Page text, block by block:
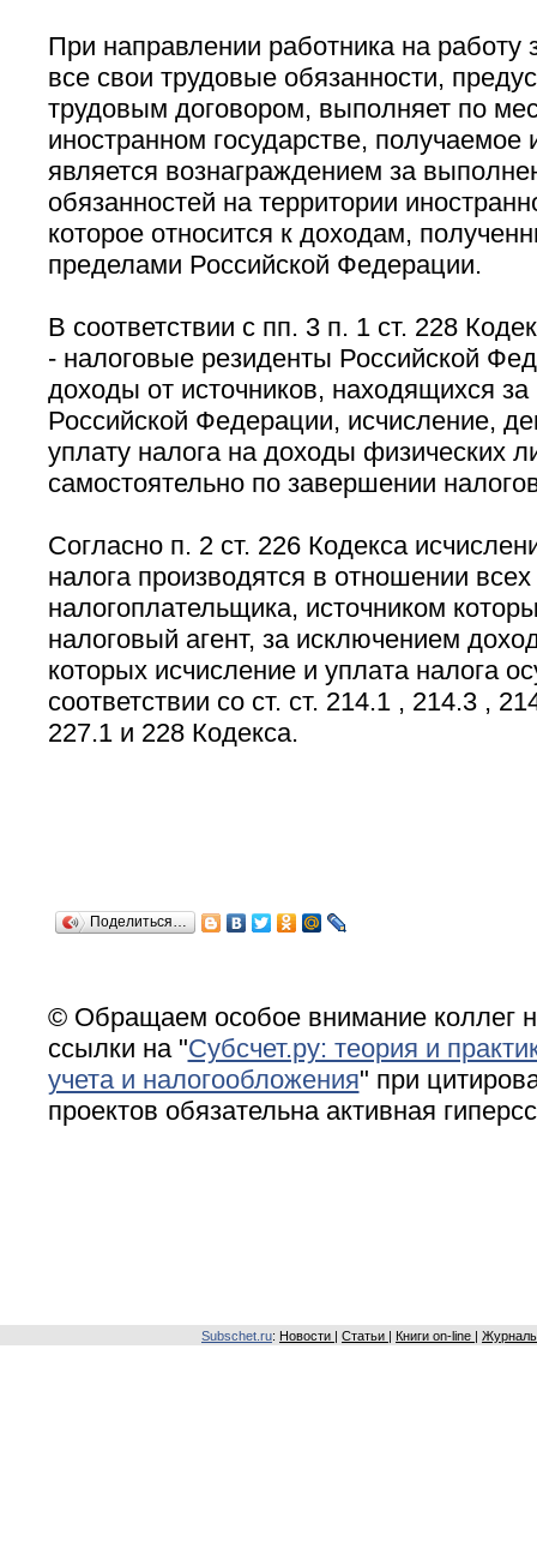
При направлении работника на работу
все свои трудовые обязанности,
трудовым договором, выполняет по
иностранном государстве, получаемое
является вознаграждением за
обязанностей на территории
которое относится к доходам,
пределами Российской Федерации.
В соответствии с пп. 3 п. 1 ст. 228
- налоговые резиденты Российской
доходы от источников, находящихся
Российской Федерации, исчисление,
уплату налога на доходы физических
самостоятельно по завершении
Согласно п. 2 ст. 226 Кодекса
налога производятся в отношении
налогоплательщика, источником
налоговый агент, за исключением
которых исчисление и уплата налога
соответствии со ст. ст. 214.1 , 214.3 ,
227.1 и 228 Кодекса.
Поделиться…
© Обращаем особое внимание коллег
ссылки на "Субсчет.ру: теория и
учета и налогообложения" при
проектов обязательна активная
Subschet.ru: Новости Статьи Книги on-line